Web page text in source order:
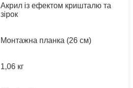
Акрил із ефектом кришталю та
зірок
Монтажна планка (26 см)
1,06 кг